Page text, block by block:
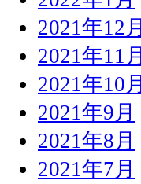
2021年12月
2021年11月
2021年10月
2021年9月
2021年8月
2021年7月